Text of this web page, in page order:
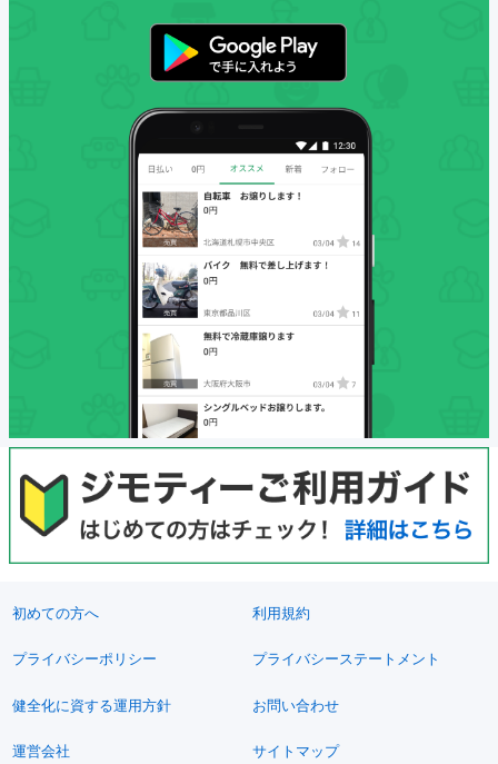
初めての方へ 利用規約
プライバシーポリシー プライバシーステートメント
健全化に資する運用方針 お問い合わせ
運営会社 サイトマップ